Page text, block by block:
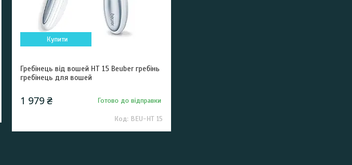
Купити
Гребінець від вошей HT 15 Beuber гребінь
гребінець для вошей
1 979 ₴ Готово до відправки
BEU-HT 15